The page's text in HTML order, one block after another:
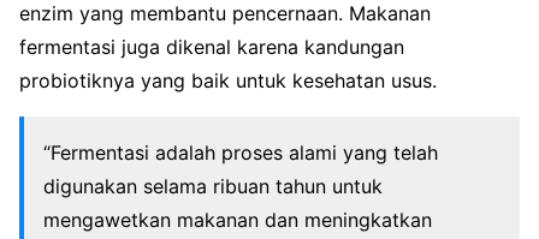
enzim yang membantu pencernaan. Makanan
fermentasi juga dikenal karena kandungan
probiotiknya yang baik untuk kesehatan usus.
“Fermentasi adalah proses alami yang telah
digunakan selama ribuan tahun untuk
mengawetkan makanan dan meningkatkan